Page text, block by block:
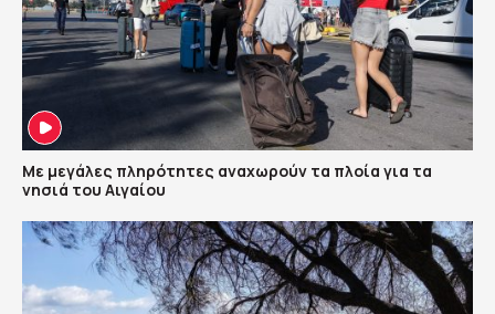
Με μεγάλες πληρότητες αναχωρούν τα πλοία για τα
νησιά του Αιγαίου